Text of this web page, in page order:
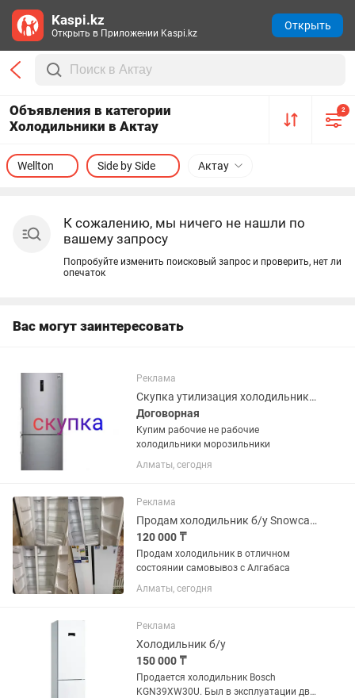
Объявления в категории
Холодильники в Актау
2
Актау
Wellton Side by Side
К сожалению, мы ничего не нашли по
вашему запросу
Попробуйте изменить поисковый запрос и проверить, нет ли
опечаток
Вас могут заинтересовать
Реклама
Скупка утилизация холодильников
Договорная
Купим рабочие не рабочие
холодильники морозильники
Алматы, сегодня
Реклама
Продам холодильник б/у Snowcap sbs nf 570w
120 000 ₸
Продам холодильник в отличном
состоянии самовывоз с Алгабаса
Алматы, сегодня
Реклама
Холодильник б/у
150 000 ₸
Продается холодильник Bosch
KGN39XW30U. Был в эксплуатации два
Kaspi.kz
Открыть в Приложении Kaspi.kz
Открыть